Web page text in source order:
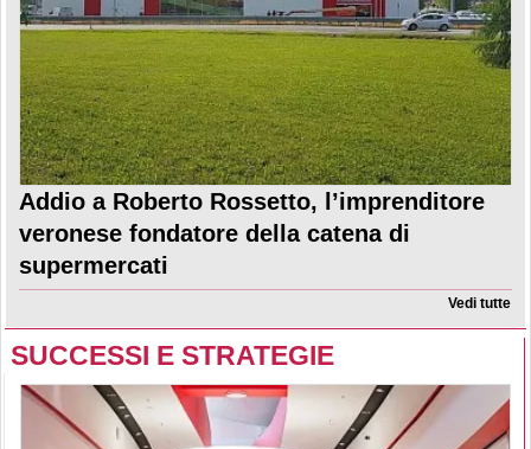
Addio a Roberto Rossetto, l’imprenditore
veronese fondatore della catena di
supermercati
Vedi tutte
SUCCESSI E STRATEGIE